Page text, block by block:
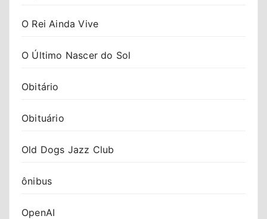
O Rei Ainda Vive
O Último Nascer do Sol
Obitário
Obituário
Old Dogs Jazz Club
ônibus
OpenAI